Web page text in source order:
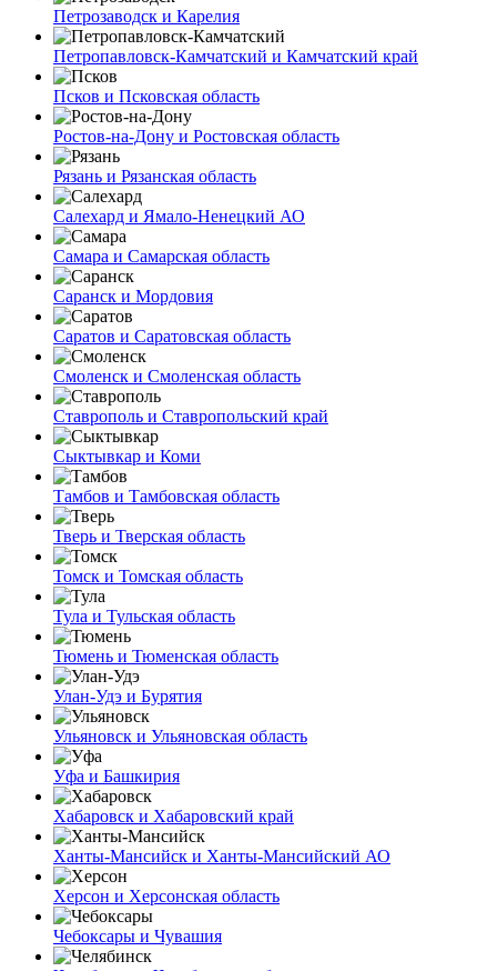
Петрозаводск и Карелия
Петропавловск-Камчатский и Камчатский край
Псков и Псковская область
Ростов-на-Дону и Ростовская область
Рязань и Рязанская область
Салехард и Ямало-Ненецкий АО
Самара и Самарская область
Саранск и Мордовия
Саратов и Саратовская область
Смоленск и Смоленская область
Ставрополь и Ставропольский край
Сыктывкар и Коми
Тамбов и Тамбовская область
Тверь и Тверская область
Томск и Томская область
Тула и Тульская область
Тюмень и Тюменская область
Улан-Удэ и Бурятия
Ульяновск и Ульяновская область
Уфа и Башкирия
Хабаровск и Хабаровский край
Ханты-Мансийск и Ханты-Мансийский АО
Херсон и Херсонская область
Чебоксары и Чувашия